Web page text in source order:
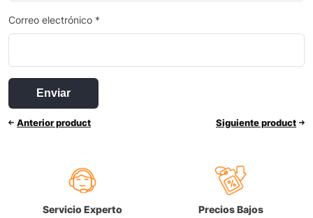
Correo electrónico *
Anterior product Siguiente product
Servicio Experto Precios Bajos